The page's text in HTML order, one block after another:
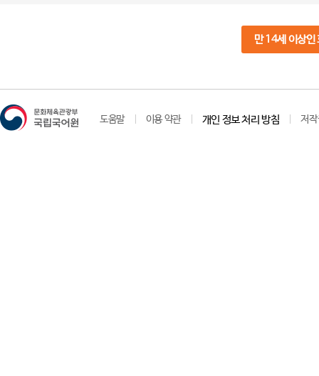
만 14세 이상인
도움말 이용 약관 개인 정보 처리 방침 저